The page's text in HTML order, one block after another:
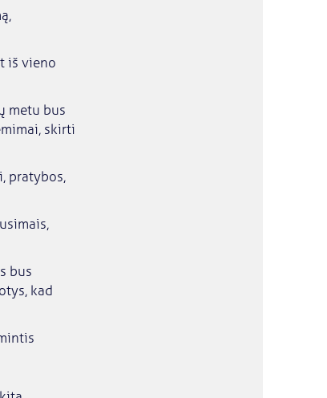
iš vieno
metu bus
skirti
pratybos,
bus
kad